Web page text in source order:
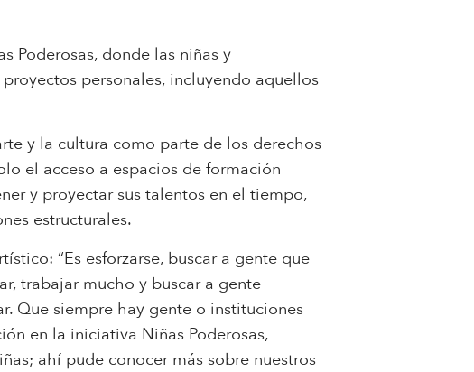
Poderosas, donde las niñas y
personales, incluyendo aquellos
y la cultura como parte de los derechos
el acceso a espacios de formación
y proyectar sus talentos en el tiempo,
estructurales.
“Es esforzarse, buscar a gente que
trabajar mucho y buscar a gente
Que siempre hay gente o instituciones
en la iniciativa Niñas Poderosas,
ahí pude conocer más sobre nuestros